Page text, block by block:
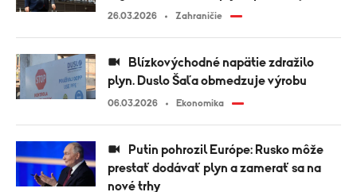
26.03.2026 Zahraničie
plyn. Duslo Šaľa obmedzuje výrobu
06.03.2026 Ekonomika
prestať dodávať plyn a zamerať sa na
nové trhy